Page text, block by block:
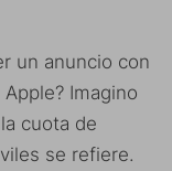
un anuncio con
Imagino
cuota de
se refiere.